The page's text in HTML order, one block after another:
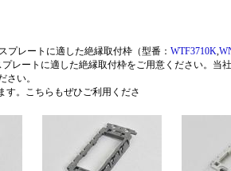
プレートに適した絶縁取付枠（型番： WTF3710K
プレートに適した絶縁取付枠をご用意ください。当
さい。
す。こちらもぜひご利用くださ